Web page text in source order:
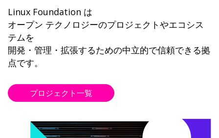
Linux Foundation は
オープン テクノロジーのプロジェクトやエコシス
テムを
開発・管理・拡張するための中立的で信頼できる拠
点です。
プロジェクト一覧